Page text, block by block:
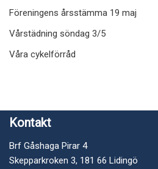
Föreningens årsstämma 19 maj
Vårstädning söndag 3/5
Våra cykelförråd
Kontakt
Brf Gåshaga Pirar 4
Skepparkroken 3, 181 66 Lidingö